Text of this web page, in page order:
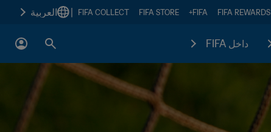
FIFA REWARDS
FIFA+
FIFA STORE
FIFA COLLECT العربية
داخل FIFA